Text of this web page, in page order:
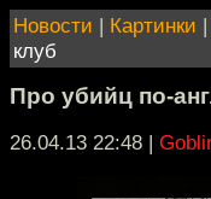
Новости | Картинки |
клуб
Про убийц по-
26.04.13 22:48 |